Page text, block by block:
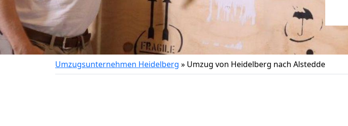
Umzugsunternehmen Heidelberg » Umzug von Heidelberg nach Alstedde